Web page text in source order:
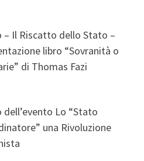
– Il Riscatto dello Stato –
libro “Sovranità o
di Thomas Fazi
dell’evento Lo “Stato
una Rivoluzione